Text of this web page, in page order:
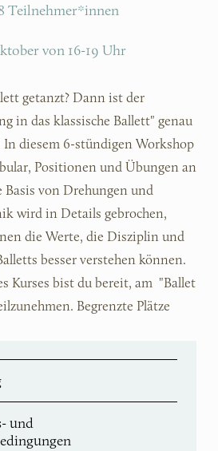
Teilnehmer*innen
von 16-19 Uhr
getanzt? Dann ist der
in das klassische Ballett" genau
In diesem 6-stündigen Workshop
Positionen und Übungen an
Basis von Drehungen und
wird in Details gebrochen,
die Werte, die Disziplin und
besser verstehen können.
Kurses bist du bereit, am  "Ballet
Begrenzte Plätze
und